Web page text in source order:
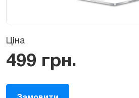
Ціна
499 грн.